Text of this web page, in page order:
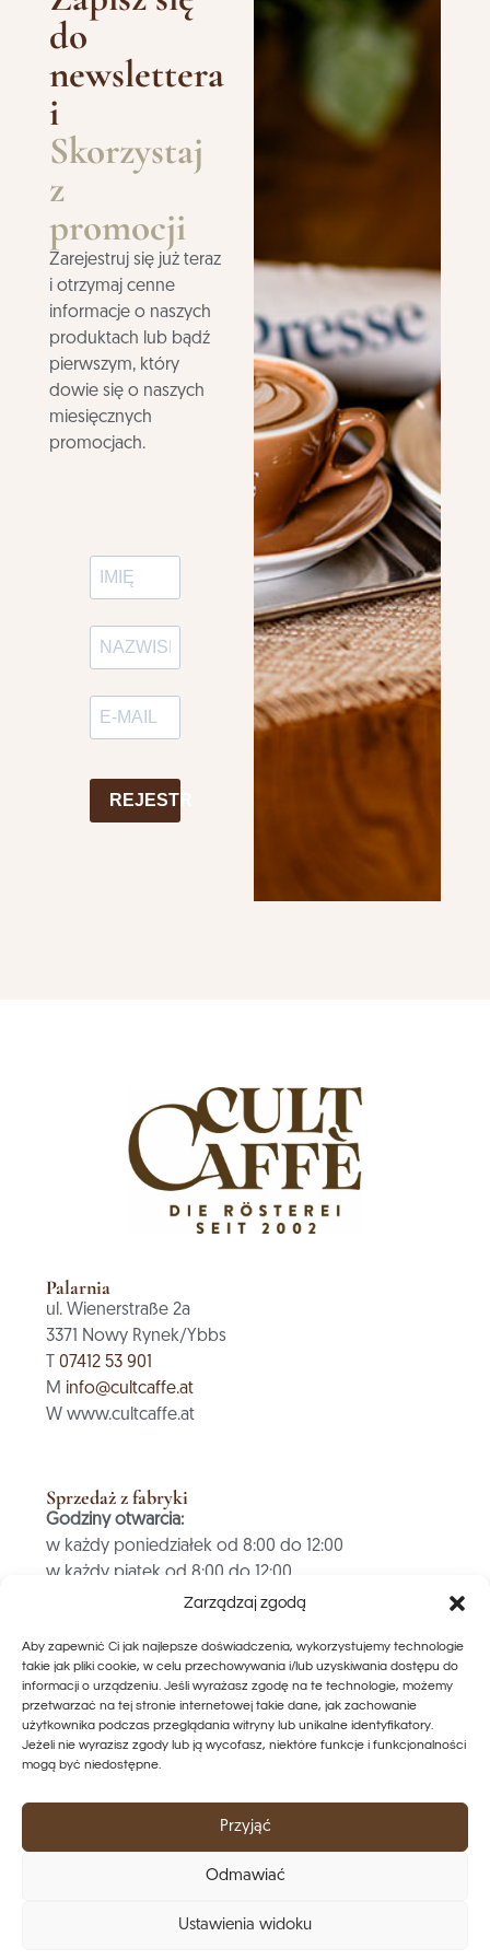
Zarządzaj zgodą
Aby zapewnić Ci jak najlepsze doświadczenia, wykorzystujemy technologie
takie jak pliki cookie, w celu przechowywania i/lub uzyskiwania dostępu do
informacji o urządzeniu. Jeśli wyrażasz zgodę na te technologie, możemy
przetwarzać na tej stronie internetowej takie dane, jak zachowanie
użytkownika podczas przeglądania witryny lub unikalne identyfikatory.
Jeżeli nie wyrazisz zgody lub ją wycofasz, niektóre funkcje i funkcjonalności
mogą być niedostępne.
Przyjąć
Odmawiać
Ustawienia widoku
do
newslettera
i
Skorzystaj
z
promocji
Zarejestruj się już teraz
i otrzymaj cenne
informacje o naszych
produktach lub bądź
pierwszym, który
dowie się o naszych
miesięcznych
promocjach.
REJESTR
Palarnia
ul. Wienerstraße 2a
3371 Nowy Rynek/Ybbs
T07412 53 901
M info@cultcaffe.at
W www.cultcaffe.at
Sprzedaż z fabryki
Godziny otwarcia:
w każdy poniedziałek od 8:00 do 12:00
w każdy piątek od 8:00 do 12:00
PŁATNOŚĆ TYLKO GOTÓWKĄ
Szybkie linki
Punkty sprzedaży
Ochrona danych
Warunki i postanowienia